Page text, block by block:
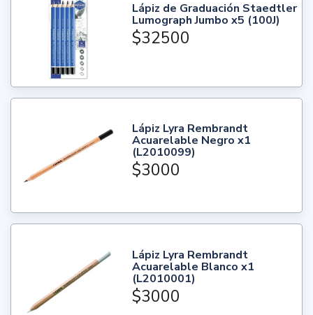
Lápiz de Graduación Staedtler
Lumograph Jumbo x5 (100J)
$32500
Lápiz Lyra Rembrandt
Acuarelable Negro x1
(L2010099)
$3000
Lápiz Lyra Rembrandt
Acuarelable Blanco x1
(L2010001)
$3000